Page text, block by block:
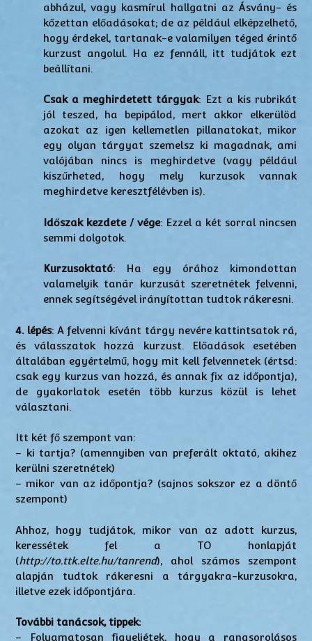
abházul, vagy kasmírul hallgatni az Ásvány- és
kőzettan előadásokat; de az például elképzelhető,
hogy érdekel, tartanak-e valamilyen téged érintő
kurzust angolul. Ha ez fennáll, itt tudjátok ezt
beállítani.
Csak a meghirdetett tárgyak: Ezt a kis rubrikát
jól teszed, ha bepipálod, mert akkor elkerülöd
azokat az igen kellemetlen pillanatokat, mikor
egy olyan tárgyat szemelsz ki magadnak, ami
valójában nincs is meghirdetve (vagy például
kiszűrheted, hogy mely kurzusok vannak
meghirdetve keresztfélévben is).
Időszak kezdete / vége: Ezzel a két sorral nincsen
semmi dolgotok.
Kurzusoktató: Ha egy órához kimondottan
valamelyik tanár kurzusát szeretnétek felvenni,
ennek segítségével irányítottan tudtok rákeresni.
4. lépés: A felvenni kívánt tárgy nevére kattintsatok rá,
és válasszatok hozzá kurzust. Előadások esetében
általában egyértelmű, hogy mit kell felvennetek (értsd:
csak egy kurzus van hozzá, és annak fix az időpontja),
de gyakorlatok esetén több kurzus közül is lehet
választani.
Itt két fő szempont van:
– ki tartja? (amennyiben van preferált oktató, akihez
kerülni szeretnétek)
– mikor van az időpontja? (sajnos sokszor ez a döntő
szempont)
Ahhoz, hogy tudjátok, mikor van az adott kurzus,
keressétek fel a TO honlapját
(http://to.ttk.elte.hu/tanrend), ahol számos szempont
alapján tudtok rákeresni a tárgyakra-kurzusokra,
illetve ezek időpontjára.
További tanácsok, tippek:
– Folyamatosan figyeljétek, hogy a rangsorolásos